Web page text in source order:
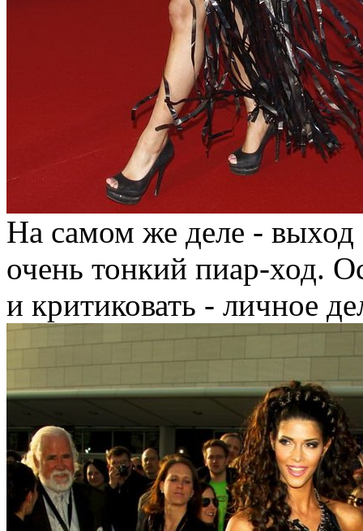
На самом же деле -
очень тонкий пиар-ход.
и критиковать - личное